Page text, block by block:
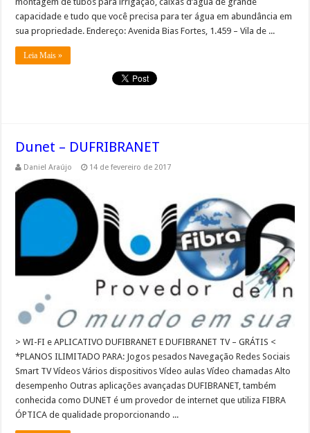
capacidade e tudo que você precisa para ter água em abundância em
sua propriedade. Endereço: Avenida Bias Fortes, 1.459 – Vila de ...
Leia Mais »
Dunet – DUFRIBRANET
Daniel Araújo 14 de fevereiro de 2017
> WI-FI e APLICATIVO DUFIBRANET E DUFIBRANET TV – GRÁTIS <
*PLANOS ILIMITADO PARA: Jogos pesados Navegação Redes Sociais
Smart TV Vídeos Vários dispositivos Vídeo aulas​ Vídeo chamadas Alto
desempenho Outras aplicações avançadas DUFIBRANET, também
conhecida como DUNET é um provedor de internet que utiliza FIBRA
ÓPTICA de qualidade proporcionando ...